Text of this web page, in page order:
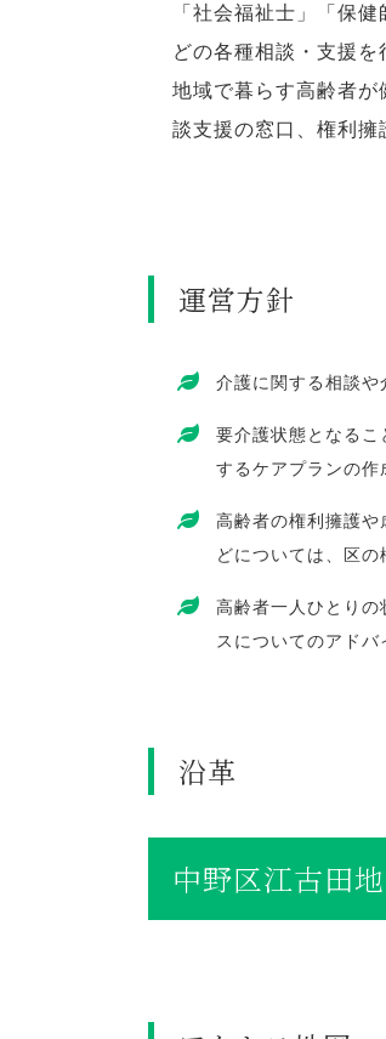
「社会福祉士」「保
どの各種相談・支援を
地域で暮らす高齢者
談支援の窓口、権利擁
運営方針
介護に関する相談や
要介護状態となる
するケアプランの作
高齢者の権利擁護
どについては、区の
高齢者一人ひとり
スについてのアド
沿革
中野区江古田